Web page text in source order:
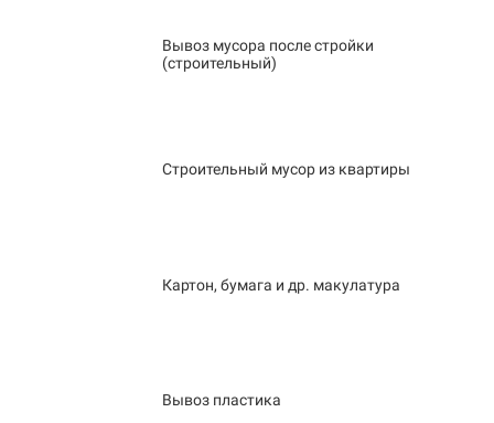
Вывоз мусора после стройки
(строительный)
Строительный мусор из квартиры
Картон, бумага и др. макулатура
Вывоз пластика